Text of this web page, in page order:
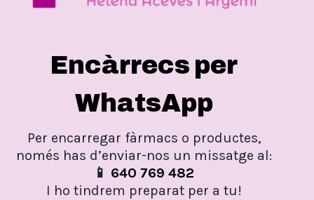
Encàrrecs per
WhatsApp
Per encarregar fàrmacs o productes,
només has d’enviar-nos un missatge al:
📱 640 769 482
I ho tindrem preparat per a tu!